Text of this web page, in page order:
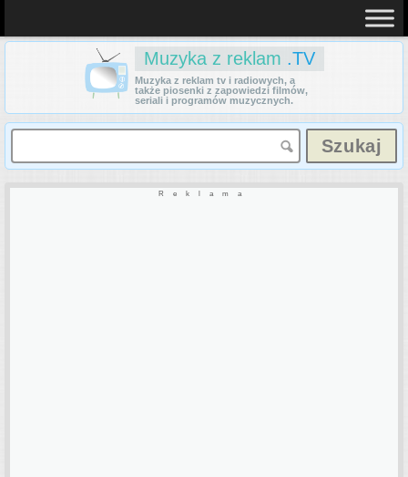
Muzyka z reklam .TV
Muzyka z reklam tv i radiowych, a
także piosenki z zapowiedzi filmów,
seriali i programów muzycznych.
Reklama